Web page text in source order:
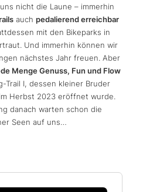
nicht die Laune – immerhin
auch pedalierend erreichbar
mit den Bikeparks in
Und immerhin können wir
nächstes Jahr freuen. Aber
Menge Genuss, Fun und Flow
Trail I, dessen kleiner Bruder
Herbst 2023 eröffnet wurde.
danach warten schon die
Seen auf uns…